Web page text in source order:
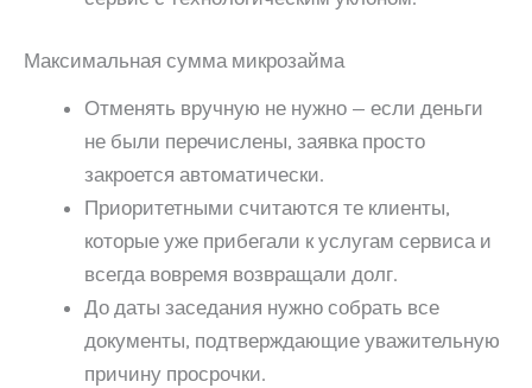
Максимальная сумма микрозайма
Отменять вручную не нужно — если деньги
не были перечислены, заявка просто
закроется автоматически.
Приоритетными считаются те клиенты,
которые уже прибегали к услугам сервиса и
всегда вовремя возвращали долг.
До даты заседания нужно собрать все
документы, подтверждающие уважительную
причину просрочки.